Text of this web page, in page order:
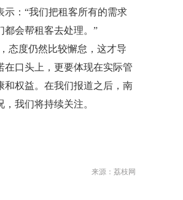
：“我们把租客所有的需求
都会帮租客去处理。”
态度仍然比较懈怠，这才导
口头上，更要体现在实际管
和权益。在我们报道之后，南
我们将持续关注。
来源：荔枝网